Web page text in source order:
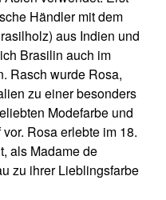
Händler mit dem
aus Indien und
Brasilin auch im
Rasch wurde Rosa,
zu einer besonders
Modefarbe und
Rosa erlebte im 18.
als Madame de
zu ihrer Lieblingsfarbe